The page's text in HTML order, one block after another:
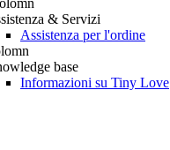
& Servizi
Assistenza per l'ordine
base
Informazioni su Tiny Love